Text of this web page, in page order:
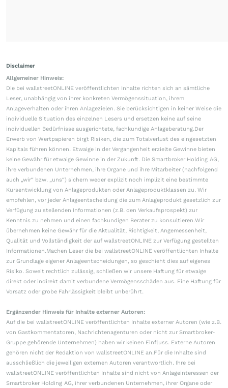
Disclaimer
Allgemeiner Hinweis:
Die bei wallstreetONLINE veröffentlichten Inhalte richten sich an sämtliche
Leser, unabhängig von ihrer konkreten Vermögenssituation, ihrem
Anlageverhalten oder ihren Anlagezielen. Sie berücksichtigen in keiner Weise die
individuelle Situation des einzelnen Lesers und ersetzen keine auf seine
individuellen Bedürfnisse ausgerichtete, fachkundige Anlageberatung.Der
Erwerb von Wertpapieren birgt Risiken, die zum Totalverlust des eingesetzten
Kapitals führen können. Etwaige in der Vergangenheit erzielte Gewinne bieten
keine Gewähr für etwaige Gewinne in der Zukunft. Die Smartbroker Holding AG,
ihre verbundenen Unternehmen, ihre Organe und ihre Mitarbeiter (nachfolgend
auch „wir“ bzw. „uns“) sichern weder explizit noch implizit eine bestimmte
Kursentwicklung von Anlageprodukten oder Anlageproduktklassen zu. Wir
empfehlen, vor jeder Anlageentscheidung die zum Anlageprodukt gesetzlich zur
Verfügung zu stellenden Informationen (z.B. den Verkaufsprospekt) zur
Kenntnis zu nehmen und einen fachkundigen Berater zu konsultieren.Wir
übernehmen keine Gewähr für die Aktualität, Richtigkeit, Angemessenheit,
Qualität und Vollständigkeit der auf wallstreetONLINE zur Verfügung gestellten
Informationen.Machen Leser die bei wallstreetONLINE veröffentlichten Inhalte
zur Grundlage eigener Anlageentscheidungen, so geschieht dies auf eigenes
Risiko. Soweit rechtlich zulässig, schließen wir unsere Haftung für etwaige
direkt oder indirekt damit verbundene Vermögensschäden aus. Eine Haftung für
Vorsatz oder grobe Fahrlässigkeit bleibt unberührt.
Ergänzender Hinweis für Inhalte externer Autoren:
Auf die bei wallstreetONLINE veröffentlichten Inhalte externer Autoren (wie z.B.
von Gastkommentatoren, Nachrichtenagenturen oder nicht zur Smartbroker-
Gruppe gehörende Unternehmen) haben wir keinen Einfluss. Externe Autoren
gehören nicht der Redaktion von wallstreetONLINE an.Für die Inhalte sind
ausschließlich die jeweiligen externen Autoren verantwortlich. Ihre bei
wallstreetONLINE veröffentlichten Inhalte sind nicht von Anlageinteressen der
Smartbroker Holding AG, ihrer verbundenen Unternehmen, ihrer Organe oder